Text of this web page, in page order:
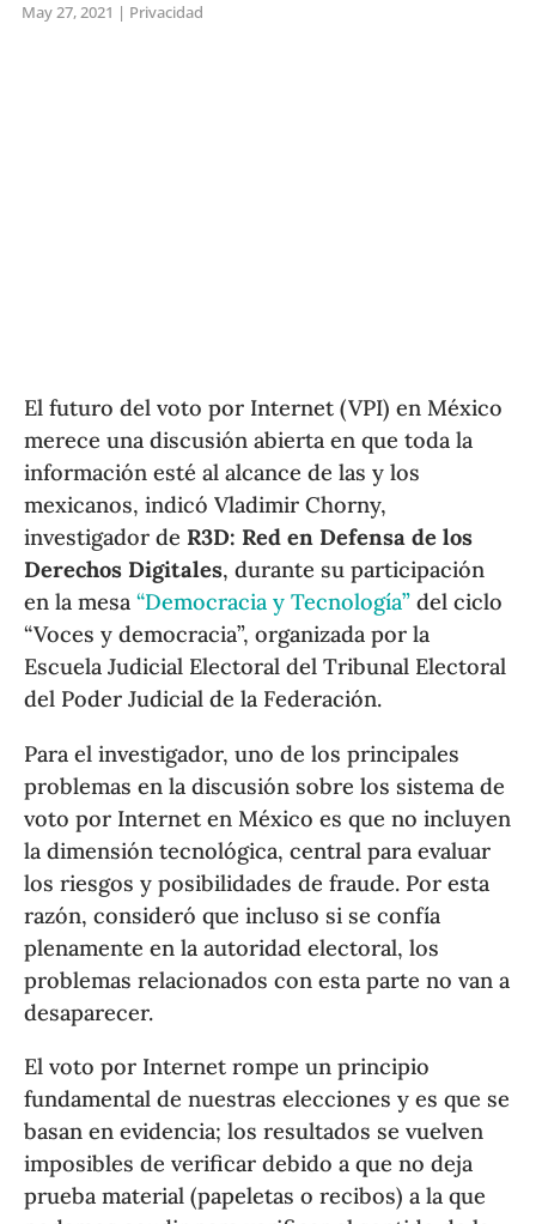
May 27, 2021 | Privacidad
El futuro del voto por Internet (VPI) en México
merece una discusión abierta en que toda la
información esté al alcance de las y los
mexicanos, indicó Vladimir Chorny,
investigador de R3D: Red en Defensa de los
Derechos Digitales, durante su participación
en la mesa“Democracia y Tecnología” del ciclo
“Voces y democracia”, organizada por la
Escuela Judicial Electoral del Tribunal Electoral
del Poder Judicial de la Federación.
Para el investigador, uno de los principales
problemas en la discusión sobre los sistema de
voto por Internet en México es que no incluyen
la dimensión tecnológica, central para evaluar
los riesgos y posibilidades de fraude. Por esta
razón, consideró que incluso si se confía
plenamente en la autoridad electoral, los
problemas relacionados con esta parte no van a
desaparecer.
El voto por Internet rompe un principio
fundamental de nuestras elecciones y es que se
basan en evidencia; los resultados se vuelven
imposibles de verificar debido a que no deja
prueba material (papeletas o recibos) a la que